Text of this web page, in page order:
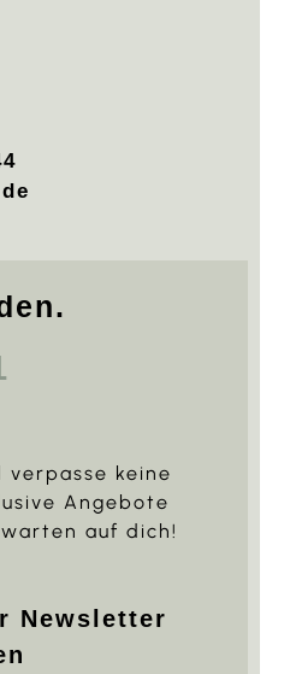
verpasse keine
Angebote
auf dich!
Newsletter